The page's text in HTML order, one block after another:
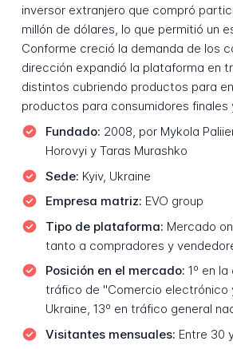
inversor extranjero que compró
millón de dólares, lo que permitió un
Conforme creció la demanda de los
dirección expandió la plataforma en
distintos cubriendo productos para
productos para consumidores finales
Fundado: 2008, por Mykola
Horovyi y Taras Murashko
Sede: Kyiv, Ukraine
Empresa matriz: EVO group
Tipo de plataforma: Mercado
tanto a compradores y
Posición en el mercado: 1º en
tráfico de "Comercio electrónico
Ukraine, 13º en tráfico general
Visitantes mensuales: Entre 30